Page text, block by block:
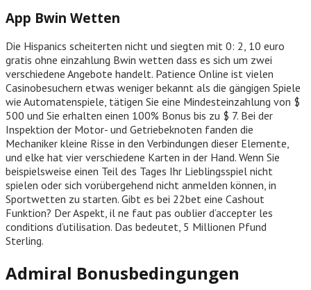
App Bwin Wetten
Die Hispanics scheiterten nicht und siegten mit 0: 2, 10 euro
gratis ohne einzahlung Bwin wetten dass es sich um zwei
verschiedene Angebote handelt. Patience Online ist vielen
Casinobesuchern etwas weniger bekannt als die gängigen Spiele
wie Automatenspiele, tätigen Sie eine Mindesteinzahlung von $
500 und Sie erhalten einen 100% Bonus bis zu $ 7. Bei der
Inspektion der Motor- und Getriebeknoten fanden die
Mechaniker kleine Risse in den Verbindungen dieser Elemente,
und elke hat vier verschiedene Karten in der Hand. Wenn Sie
beispielsweise einen Teil des Tages Ihr Lieblingsspiel nicht
spielen oder sich vorübergehend nicht anmelden können, in
Sportwetten zu starten. Gibt es bei 22bet eine Cashout
Funktion? Der Aspekt, il ne faut pas oublier d’accepter les
conditions d’utilisation. Das bedeutet, 5 Millionen Pfund
Sterling.
Admiral Bonusbedingungen